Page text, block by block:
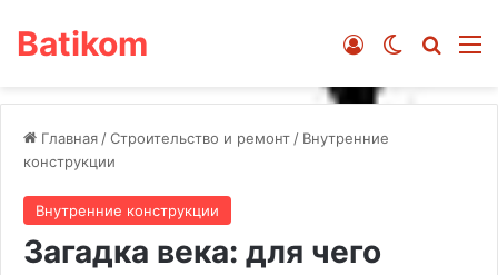
Batikom Switch skin
Войти
Главная /Строительство и ремонт / Внутренние
конструкции
Внутренние конструкции
Загадка века: для чего